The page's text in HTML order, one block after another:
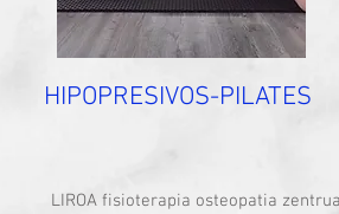
HIPOPRESIVOS-PILATES
LIROA fisioterapia osteopatia zentrua